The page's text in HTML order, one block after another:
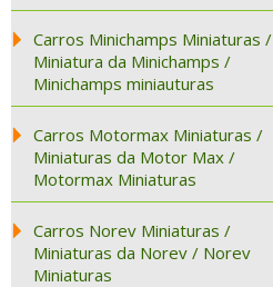
Carros Minichamps Miniaturas /
Miniatura da Minichamps /
Minichamps miniauturas
Carros Motormax Miniaturas /
Miniaturas da Motor Max /
Motormax Miniaturas
Carros Norev Miniaturas /
Miniaturas da Norev / Norev
Miniaturas